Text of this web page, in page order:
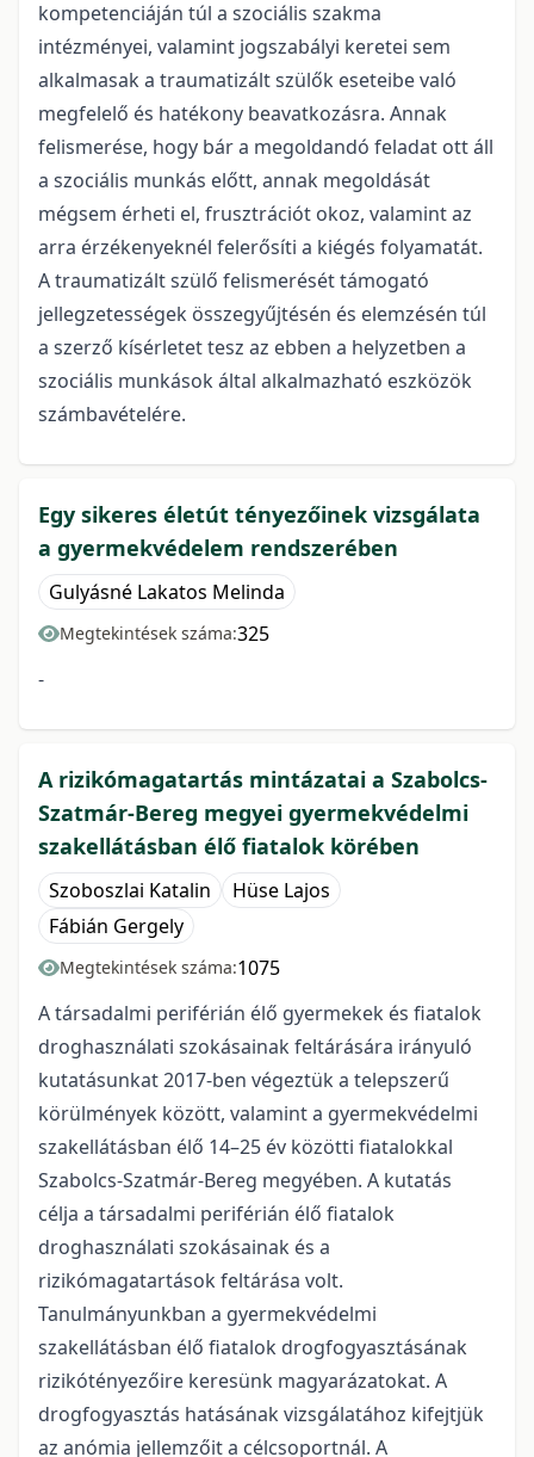
kompetenciáján túl a szociális szakma
intézményei, valamint jogszabályi keretei sem
alkalmasak a traumatizált szülők eseteibe való
megfelelő és hatékony beavatkozásra. Annak
felismerése, hogy bár a megoldandó feladat ott áll
a szociális munkás előtt, annak megoldását
mégsem érheti el, frusztrációt okoz, valamint az
arra érzékenyeknél felerősíti a kiégés folyamatát.
A traumatizált szülő felismerését támogató
jellegzetességek összegyűjtésén és elemzésén túl
a szerző kísérletet tesz az ebben a helyzetben a
szociális munkások által alkalmazható eszközök
számbavételére.
Egy sikeres életút tényezőinek vizsgálata
a gyermekvédelem rendszerében
Gulyásné Lakatos Melinda
Megtekintések száma:325
-
A rizikómagatartás mintázatai a Szabolcs-
Szatmár-Bereg megyei gyermekvédelmi
szakellátásban élő fiatalok körében
Szoboszlai Katalin
Hüse Lajos
Fábián Gergely
Megtekintések száma:1075
A társadalmi periférián élő gyermekek és fiatalok
droghasználati szokásainak feltárására irányuló
kutatásunkat 2017-ben végeztük a telepszerű
körülmények között, valamint a gyermekvédelmi
szakellátásban élő 14–25 év közötti fiatalokkal
Szabolcs-Szatmár-Bereg megyében. A kutatás
célja a társadalmi periférián élő fiatalok
droghasználati szokásainak és a
rizikómagatartások feltárása volt.
Tanulmányunkban a gyermekvédelmi
szakellátásban élő fiatalok drogfogyasztásának
rizikótényezőire keresünk magyarázatokat. A
drogfogyasztás hatásának vizsgálatához kifejtjük
az anómia jellemzőit a célcsoportnál. A